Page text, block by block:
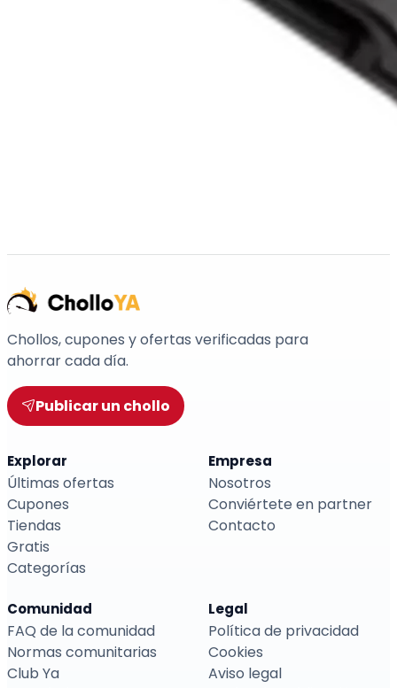
Chollos, cupones y ofertas verificadas para
ahorrar cada día.
Publicar un chollo
Explorar
Últimas ofertas
Cupones
Tiendas
Gratis
Categorías
Empresa
Nosotros
Conviértete en partner
Contacto
Comunidad
FAQ de la comunidad
Normas comunitarias
Club Ya
Legal
Política de privacidad
Cookies
Aviso legal